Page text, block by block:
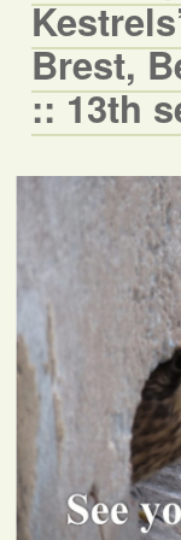
Brest,
:: 13th